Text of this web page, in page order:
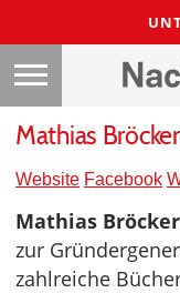
Mathias
Website Facebook
Mathias
zur
zahlreiche